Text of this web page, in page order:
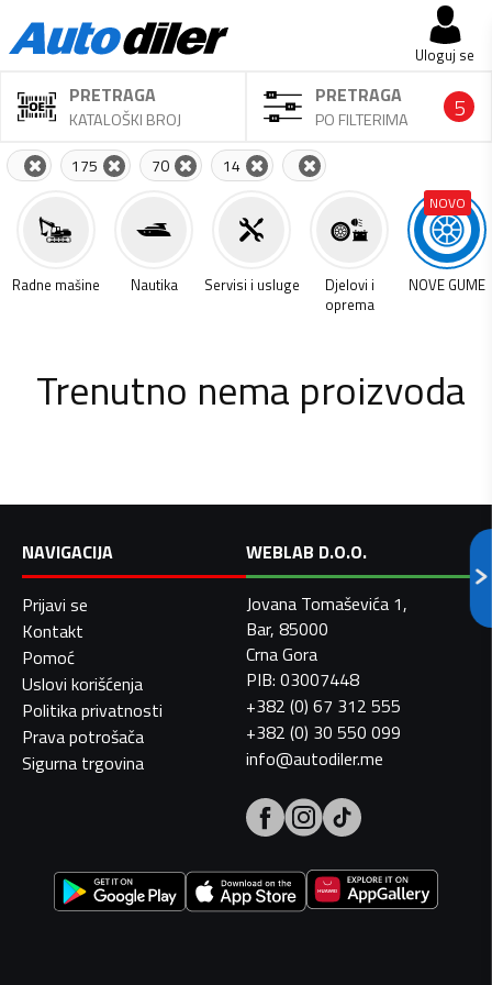
Uloguj se
PRETRAGA
KATALOŠKI BROJ
PRETRAGA
PO FILTERIMA 5
175 70 14
Radne mašine Nautika Servisi i usluge
Djelovi i
oprema
NOVO
NOVE GUME
Trenutno nema proizvoda
NAVIGACIJA
Prijavi se
Kontakt
Pomoć
Uslovi korišćenja
Politika privatnosti
Prava potrošača
Sigurna trgovina
WEBLAB D.O.O.
Jovana Tomaševića 1,
Bar, 85000
Crna Gora
PIB: 03007448
+382 (0) 67 312 555
+382 (0) 30 550 099
info@autodiler.me